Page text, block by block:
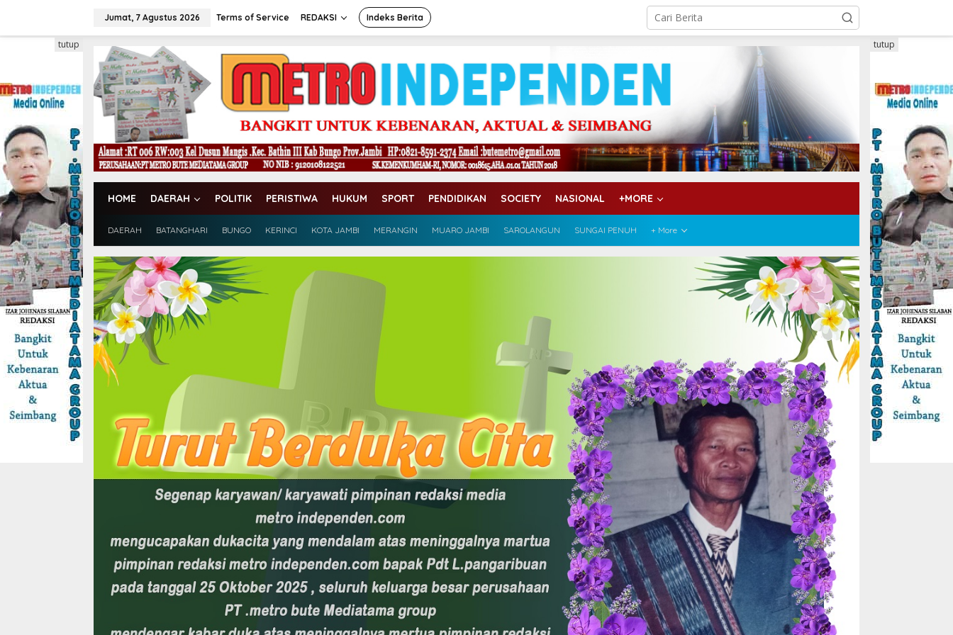
k
e
e
n
Jumat, 7 Agustus 2026 Terms of Service REDAKSI Indeks Berita
HOME DAERAH POLITIK PERISTIWA HUKUM SPORT PENDIDIKAN SOCIETY NASIONAL +MORE
DAERAH BATANGHARI BUNGO KERINCI KOTA JAMBI MERANGIN MUARO JAMBI SAROLANGUN SUNGAI PENUH + More
tutup tutup